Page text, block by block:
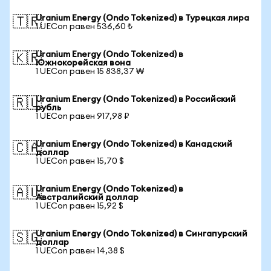
🇹🇷Uranium Energy (Ondo Tokenized) в Турецкая лира
1 UECon равен 536,60 ₺
🇰🇷Uranium Energy (Ondo Tokenized) в
Южнокорейская вона
1 UECon равен 15 838,37 ₩
🇷🇺Uranium Energy (Ondo Tokenized) в Российский
рубль
1 UECon равен 917,98 ₽
🇨🇦Uranium Energy (Ondo Tokenized) в Канадский
доллар
1 UECon равен 15,70 $
🇦🇺Uranium Energy (Ondo Tokenized) в
Австралийский доллар
1 UECon равен 15,92 $
🇸🇬Uranium Energy (Ondo Tokenized) в Сингапурский
доллар
1 UECon равен 14,38 $